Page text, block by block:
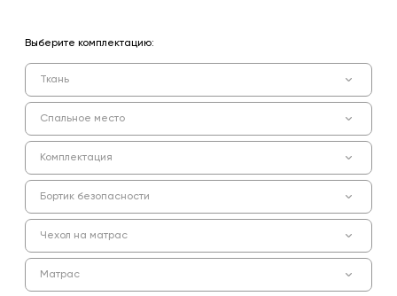
Выберите комплектацию:
Ткань
Спальное место
Комплектация
Бортик безопасности
Чехол на матрас
Матрас